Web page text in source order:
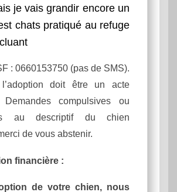
je vais grandir encore un
chats pratiqué au refuge
: 0660153750 (pas de SMS).
l’adoption doit être un acte
compulsives ou
au descriptif du chien
de vous abstenir.
financière :
de votre chien, nous